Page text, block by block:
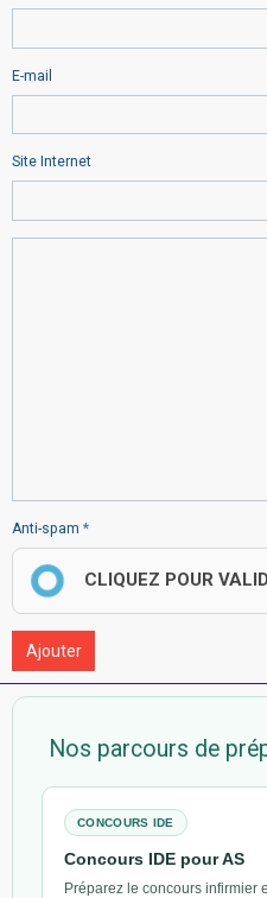
E-mail
Site Internet
Anti-spam
CLIQUEZ POUR
Ajouter
Nos parcours de
CONCOURS IDE
Concours IDE pour AS
Préparez le concours infirmier